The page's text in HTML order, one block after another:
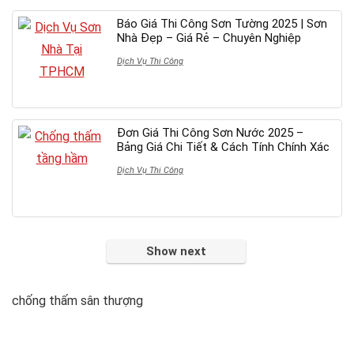
Báo Giá Thi Công Sơn Tường 2025 | Sơn
Nhà Đẹp – Giá Rẻ – Chuyên Nghiệp
Dịch Vụ Thi Công
Đơn Giá Thi Công Sơn Nước 2025 –
Bảng Giá Chi Tiết & Cách Tính Chính Xác
Dịch Vụ Thi Công
Show next
chống thấm sân thượng